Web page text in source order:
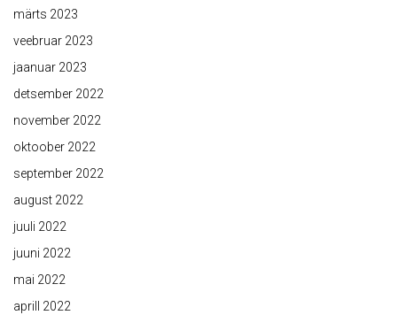
märts 2023
veebruar 2023
jaanuar 2023
detsember 2022
november 2022
oktoober 2022
september 2022
august 2022
juuli 2022
juuni 2022
mai 2022
aprill 2022